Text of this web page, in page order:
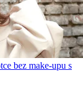
bez make-upu s